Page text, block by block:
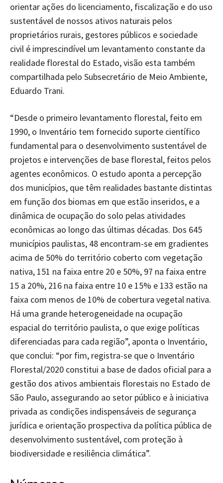
orientar ações do licenciamento, fiscalização e do uso
sustentável de nossos ativos naturais pelos
proprietários rurais, gestores públicos e sociedade
civil é imprescindível um levantamento constante da
realidade florestal do Estado, visão esta também
compartilhada pelo Subsecretário de Meio Ambiente,
Eduardo Trani.
“Desde o primeiro levantamento florestal, feito em
1990, o Inventário tem fornecido suporte científico
fundamental para o desenvolvimento sustentável de
projetos e intervenções de base florestal, feitos pelos
agentes econômicos. O estudo aponta a percepção
dos municípios, que têm realidades bastante distintas
em função dos biomas em que estão inseridos, e a
dinâmica de ocupação do solo pelas atividades
econômicas ao longo das últimas décadas. Dos 645
municípios paulistas, 48 encontram-se em gradientes
acima de 50% do território coberto com vegetação
nativa, 151 na faixa entre 20 e 50%, 97 na faixa entre
15 a 20%, 216 na faixa entre 10 e 15% e 133 estão na
faixa com menos de 10% de cobertura vegetal nativa.
Há uma grande heterogeneidade na ocupação
espacial do território paulista, o que exige políticas
diferenciadas para cada região”, aponta o Inventário,
que conclui: “por fim, registra-se que o Inventário
Florestal/2020 constitui a base de dados oficial para a
gestão dos ativos ambientais florestais no Estado de
São Paulo, assegurando ao setor público e à iniciativa
privada as condições indispensáveis de segurança
jurídica e orientação prospectiva da política pública de
desenvolvimento sustentável, com proteção à
biodiversidade e resiliência climática”.